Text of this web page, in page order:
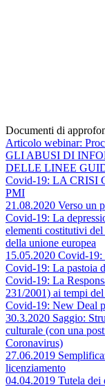
Documenti di
Articolo webinar:
GLI ABUSI DI
DELLE LINEE
Covid-19: LA CRISI
PMI
21.08.2020 Verso un
Covid-19: La
elementi costitutivi del
della unione europea
15.05.2020 Covid-19:
Covid-19: La pastoia
Covid-19: La
231/2001) ai tempi
Covid-19: New Deal
30.3.2020 Saggio:
culturale (con una
Coronavirus)
27.06.2019
licenziamento
04.04.2019 Tutela dei